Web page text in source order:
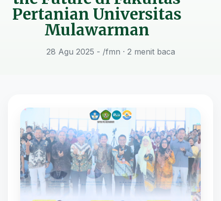
Pertanian Universitas
Mulawarman
28 Agu 2025 - /fmn · 2 menit baca